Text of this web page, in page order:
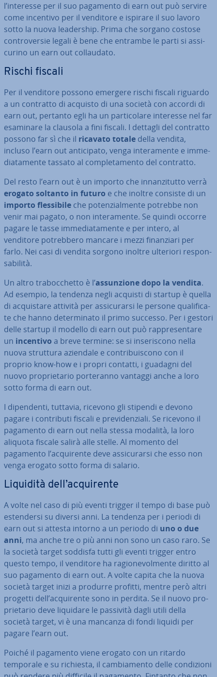
l’interesse per il suo pagamento di earn out può servire
come incentivo per il venditore e ispirare il suo lavoro
sotto la nuova lea­der­ship. Prima che sorgano costose
con­tro­ver­sie legali è bene che entrambe le parti si as­si­
cu­ri­no un earn out col­lau­da­to.
Rischi fiscali
Per il venditore possono emergere rischi fiscali riguardo
a un contratto di acquisto di una società con accordi di
earn out, pertanto egli ha un par­ti­co­la­re interesse nel far
esaminare la clausola a fini fiscali. I dettagli del contratto
possono far sì che il ricavato totale della vendita,
incluso l’earn out an­ti­ci­pa­to, venga in­te­ra­men­te e im­me­
dia­ta­men­te tassato al com­ple­ta­men­to del contratto.
Del resto l’earn out è un importo che in­nan­zi­tut­to verrà
erogato soltanto in futuro e che inoltre consiste di un
importo fles­si­bi­le che po­ten­zial­men­te potrebbe non
venir mai pagato, o non in­te­ra­men­te. Se quindi occorre
pagare le tasse im­me­dia­ta­men­te e per intero, al
venditore po­treb­be­ro mancare i mezzi fi­nan­zia­ri per
farlo. Nei casi di vendita sorgono inoltre ulteriori re­spon­
sa­bi­li­tà.
Un altro tra­boc­chet­to è l’as­sun­zio­ne dopo la vendita.
Ad esempio, la tendenza negli acquisti di startup è quella
di ac­qui­sta­re attività per as­si­cu­rar­si le persone qua­li­fi­ca­
te che hanno de­ter­mi­na­to il primo successo. Per i gestori
delle startup il modello di earn out può rap­pre­sen­ta­re
un incentivo a breve termine: se si in­se­ri­sco­no nella
nuova struttura aziendale e con­tri­bui­sco­no con il
proprio know-how e i propri contatti, i guadagni del
nuovo pro­prie­ta­rio por­te­ran­no vantaggi anche a loro
sotto forma di earn out.
I di­pen­den­ti, tuttavia, ricevono gli stipendi e devono
pagare i con­tri­bu­ti fiscali e pre­vi­den­zia­li. Se ricevono il
pagamento di earn out nella stessa modalità, la loro
aliquota fiscale salirà alle stelle. Al momento del
pagamento l’ac­qui­ren­te deve as­si­cu­rar­si che esso non
venga erogato sotto forma di salario.
Liquidità dell’ac­qui­ren­te
A volte nel caso di più eventi trigger il tempo di base può
esten­der­si su diversi anni. La tendenza per i periodi di
earn out si attesta intorno a un periodo di uno o due
anni, ma anche tre o più anni non sono un caso raro. Se
la società target soddisfa tutti gli eventi trigger entro
questo tempo, il venditore ha ra­gio­ne­vol­men­te diritto al
suo pagamento di earn out. A volte capita che la nuova
società target inizi a produrre profitti, mentre però altri
progetti dell’ac­qui­ren­te sono in perdita. Se il nuovo pro­
prie­ta­rio deve liquidare le passività dagli utili della
società target, vi è una mancanza di fondi liquidi per
pagare l’earn out.
Poiché il pagamento viene erogato con un ritardo
temporale e su richiesta, il cam­bia­men­to delle con­di­zio­ni